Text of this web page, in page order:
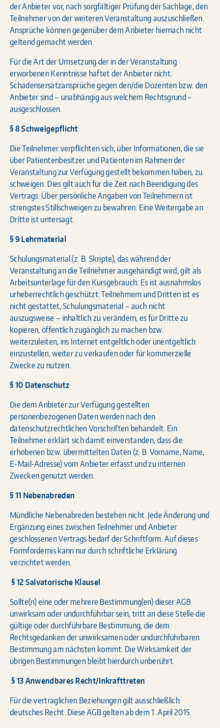
der Anbieter vor, nach sorgfältiger Prüfung der Sachlage, den
Teilnehmer von der weiteren Veranstaltung auszuschließen.
Ansprüche können gegenüber dem Anbieter hiernach nicht
geltend gemacht werden.
Für die Art der Umsetzung der in der Veranstaltung
erworbenen Kenntnisse haftet der Anbieter nicht.
Schadensersatzansprüche gegen den/die Dozenten bzw. den
Anbieter sind – unabhängig aus welchem Rechtsgrund –
ausgeschlossen.
§ 8 Schweigepflicht
Die Teilnehmer verpflichten sich, über Informationen, die sie
über Patientenbesitzer und Patienten im Rahmen der
Veranstaltung zur Verfügung gestellt bekommen haben, zu
schweigen. Dies gilt auch für die Zeit nach Beendigung des
Vertrags. Über persönliche Angaben von Teilnehmern ist
strengstes Stillschweigen zu bewahren. Eine Weitergabe an
Dritte ist untersagt.
§ 9 Lehrmaterial
Schulungsmaterial (z. B. Skripte), das während der
Veranstaltung an die Teilnehmer ausgehändigt wird, gilt als
Arbeitsunterlage für den Kursgebrauch. Es ist ausnahmslos
urheberrechtlich geschützt. Teilnehmern und Dritten ist es
nicht gestattet, Schulungsmaterial – auch nicht
auszugsweise – inhaltlich zu verändern, es für Dritte zu
kopieren, öffentlich zugänglich zu machen bzw.
weiterzuleiten, ins Internet entgeltlich oder unentgeltlich
einzustellen, weiter zu verkaufen oder für kommerzielle
Zwecke zu nutzen.
§ 10 Datenschutz
Die dem Anbieter zur Verfügung gestellten
personenbezogenen Daten werden nach den
datenschutzrechtlichen Vorschriften behandelt. Ein
Teilnehmer erklärt sich damit einverstanden, dass die
erhobenen bzw. übermittelten Daten (z. B. Vorname, Name,
E-Mail-Adresse) vom Anbieter erfasst und zu internen
Zwecken genutzt werden.
§ 11 Nebenabreden
Mündliche Nebenabreden bestehen nicht. Jede Änderung und
Ergänzung eines zwischen Teilnehmer und Anbieter
geschlossenen Vertrags bedarf der Schriftform. Auf dieses
Formfordernis kann nur durch schriftliche Erklärung
verzichtet werden.
§ 12 Salvatorische Klausel
Sollte(n) eine oder mehrere Bestimmung(en) dieser AGB
unwirksam oder undurchführbar sein, tritt an diese Stelle die
gültige oder durchführbare Bestimmung, die dem
Rechtsgedanken der unwirksamen oder undurchführbaren
Bestimmung am nächsten kommt. Die Wirksamkeit der
übrigen Bestimmungen bleibt hierdurch unberührt.
§ 13 Anwendbares Recht/Inkrafttreten
Für die vertraglichen Beziehungen gilt ausschließlich
deutsches Recht. Diese AGB gelten ab dem 1. April 2015.